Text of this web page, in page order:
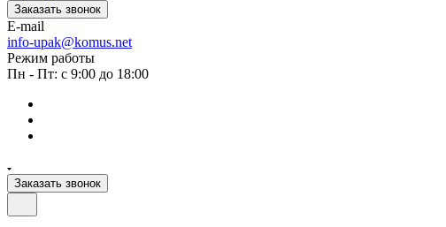
Заказать звонок
E-mail
info-upak@komus.net
Режим работы
Пн - Пт: с 9:00 до 18:00
Заказать звонок